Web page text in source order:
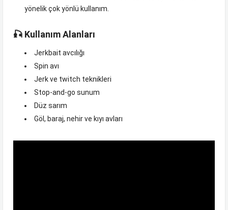
yönelik çok yönlü kullanım.
🎣 Kullanım Alanları
Jerkbait avcılığı
Spin avı
Jerk ve twitch teknikleri
Stop-and-go sunum
Düz sarım
Göl, baraj, nehir ve kıyı avları